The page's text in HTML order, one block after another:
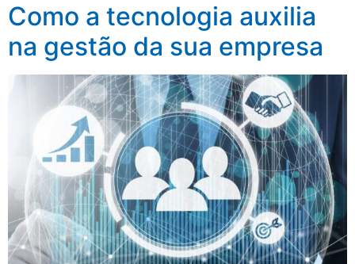
Como a tecnologia auxilia
na gestão da sua empresa